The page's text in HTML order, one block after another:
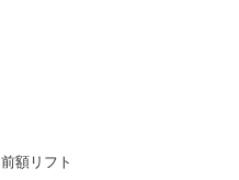
前額リフト